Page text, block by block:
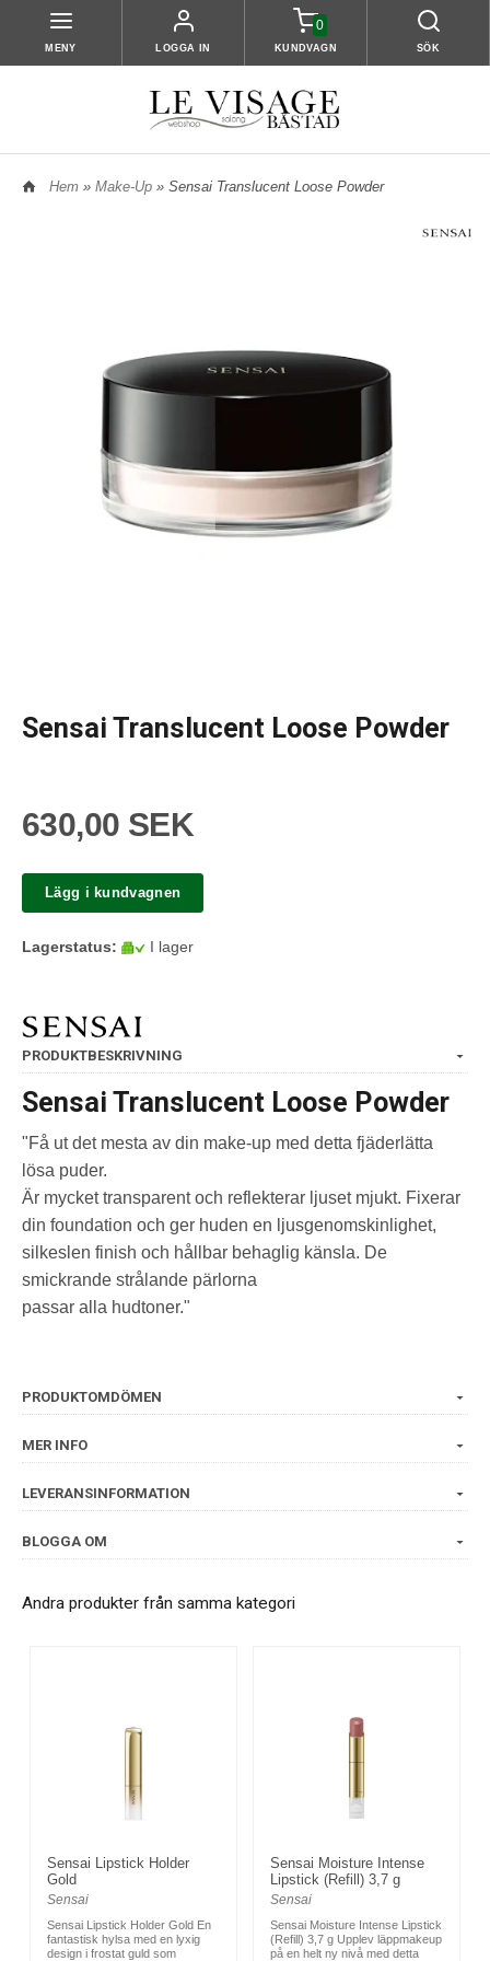
MENY LOGGA IN
0
KUNDVAGN SÖK
Hem » Make-Up » Sensai Translucent Loose Powder
Sensai Translucent Loose Powder
630,00 SEK
Lägg i kundvagnen
Lagerstatus: I lager
PRODUKTBESKRIVNING
Sensai Translucent Loose Powder
"Få ut det mesta av din make-up med detta fjäderlätta
lösa puder.
Är mycket transparent och reflekterar ljuset mjukt. Fixerar
din foundation och ger huden en ljusgenomskinlighet,
silkeslen finish och hållbar behaglig känsla. De
smickrande strålande pärlorna
passar alla hudtoner."
PRODUKTOMDÖMEN
MER INFO
LEVERANSINFORMATION
BLOGGA OM
Andra produkter från samma kategori
Sensai Lipstick Holder
Gold
Sensai
Sensai Lipstick Holder Gold En
fantastisk hylsa med en lyxig
design i frostat guld som
Sensai Moisture Intense
Lipstick (Refill) 3,7 g
Sensai
Sensai Moisture Intense Lipstick
(Refill) 3,7 g Upplev läppmakeup
på en helt ny nivå med detta